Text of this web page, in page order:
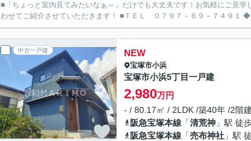
■「ちょっと室内見てみたいなぁ～」だけでも大丈夫です！お気軽にご見
わせ
中古一戸建 NEW
宝塚市小浜
宝塚市小浜5丁目一戸建
2,980万円
- / 80.17㎡ / 2LDK /築40年 /2階建
阪急宝塚本線 「清荒神 」駅 徒
阪急宝塚本線 「売布神社 」駅